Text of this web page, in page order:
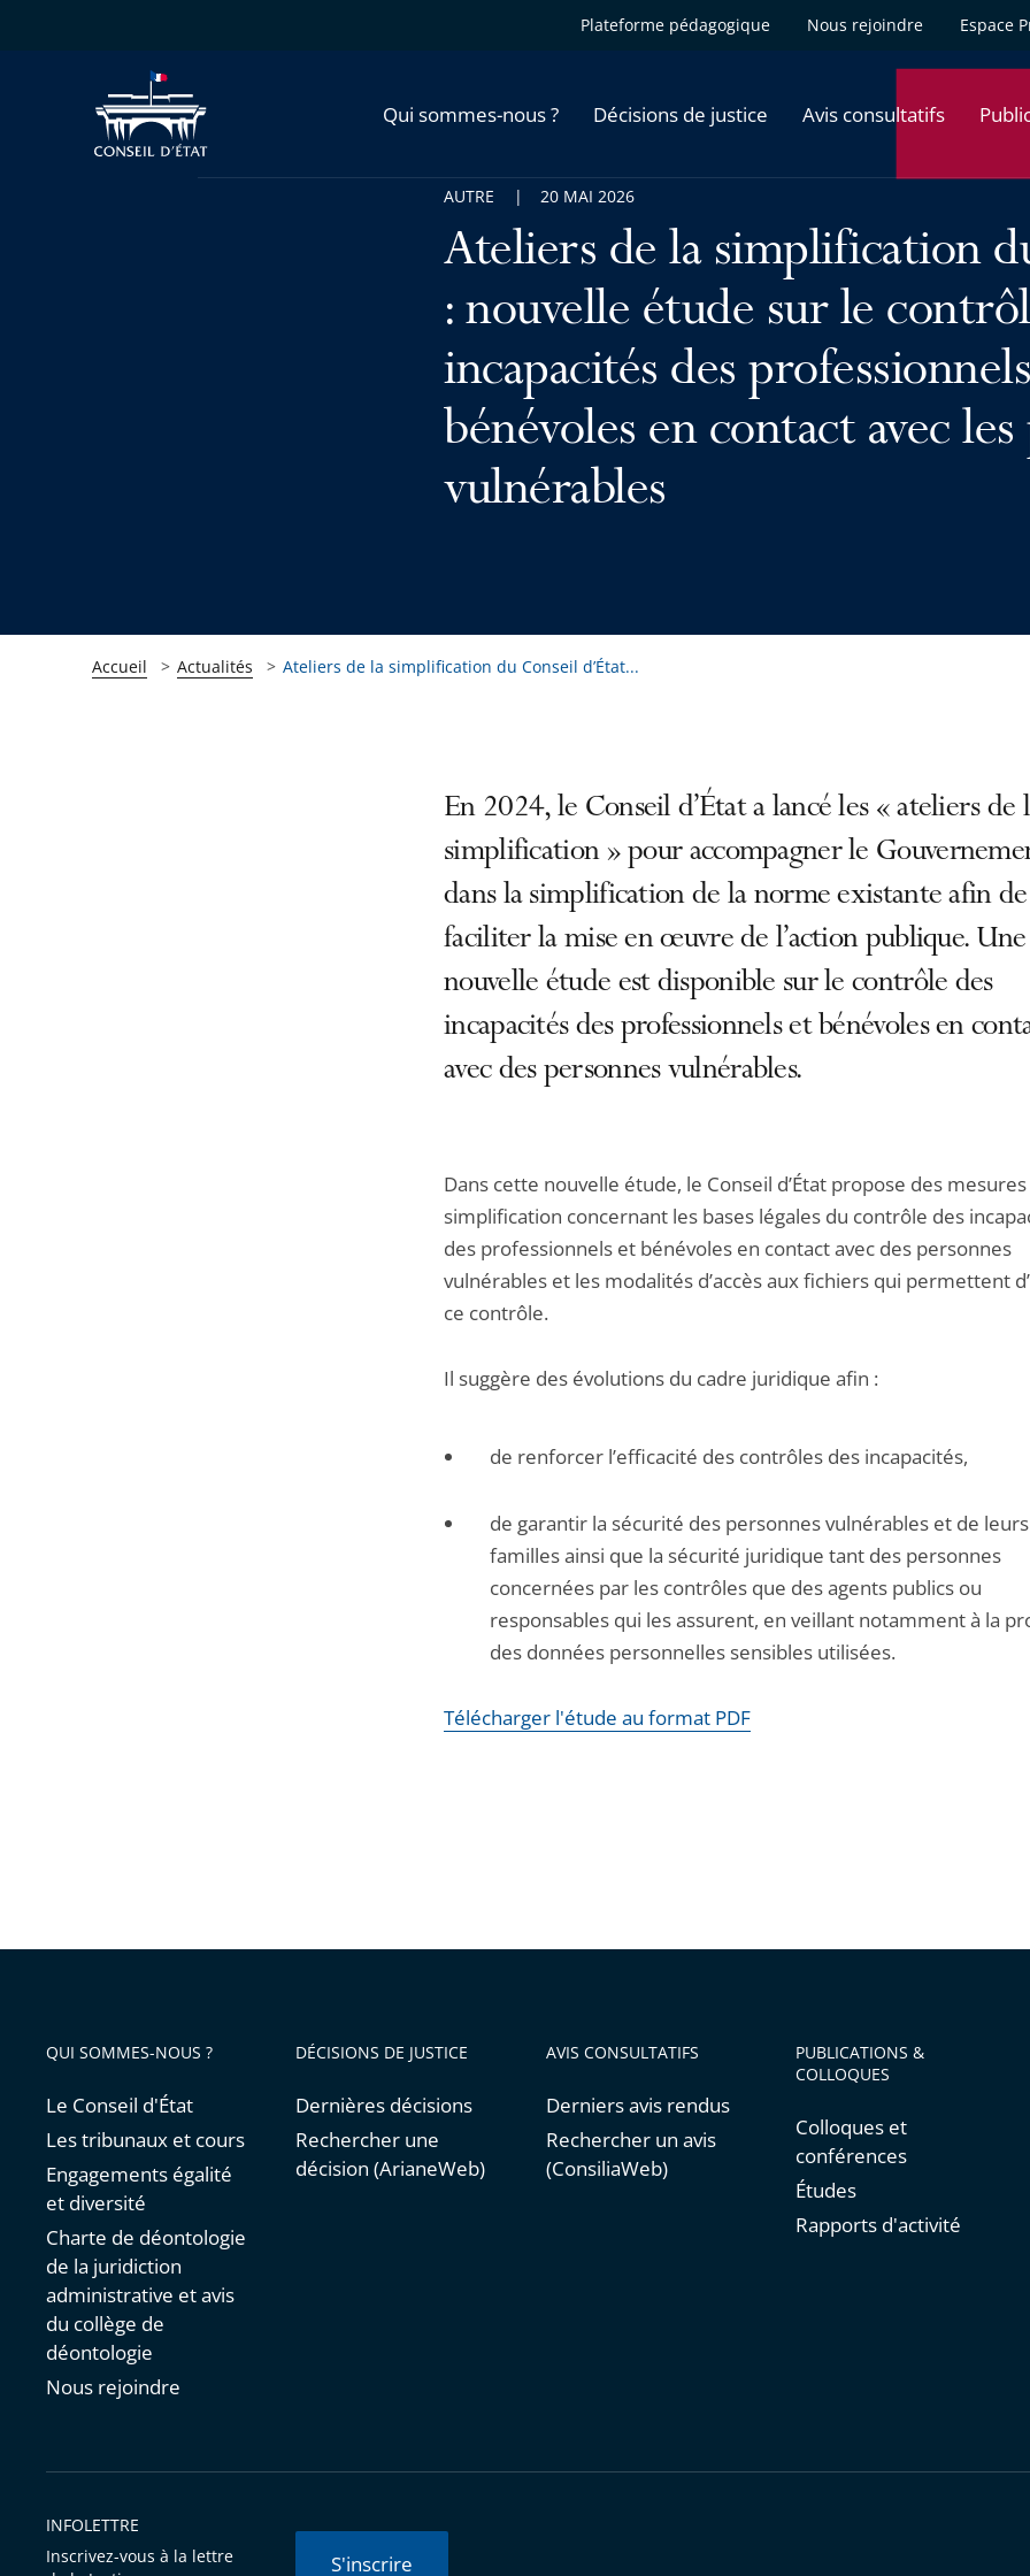
Plateforme pédagogique Nous rejoindre Espace
Qui sommes-nous ? Décisions de justice Avis consultatifs
Ateliers de la simplification
: nouvelle étude sur le
incapacités des
bénévoles en contact avec
vulnérables
AUTRE 20 MAI 2026
Accueil Actualités Ateliers de la simplification du Conseil d’État...
En 2024, le Conseil d’État a lancé les « ateliers de
simplification » pour accompagner le
dans la simplification de la norme existante afin de
faciliter la mise en œuvre de l’action publique. Une
nouvelle étude est disponible sur le contrôle des
incapacités des professionnels et bénévoles en
avec des personnes vulnérables.
Dans cette nouvelle étude, le Conseil d’État propose des
simplification concernant les bases légales du contrôle des
des professionnels et bénévoles en contact avec des personnes
vulnérables et les modalités d’accès aux fichiers qui permettent
ce contrôle.
Il suggère des évolutions du cadre juridique afin :
de renforcer l’efficacité des contrôles des incapacités,
de garantir la sécurité des personnes vulnérables et de leurs
familles ainsi que la sécurité juridique tant des personnes
concernées par les contrôles que des agents publics ou
responsables qui les assurent, en veillant notamment à la
des données personnelles sensibles utilisées.
Télécharger l'étude au format PDF
QUI SOMMES-NOUS ?
Le Conseil d'État
Les tribunaux et cours
Engagements égalité
et diversité
Charte de déontologie
de la juridiction
administrative et avis
du collège de
déontologie
Nous rejoindre
DÉCISIONS DE JUSTICE
Dernières décisions
Rechercher une
décision (ArianeWeb)
AVIS CONSULTATIFS
Derniers avis rendus
Rechercher un avis
(ConsiliaWeb)
PUBLICATIONS &
COLLOQUES
Colloques et
conférences
Études
Rapports d'activité
INFOLETTRE
Inscrivez-vous à la lettre
S'inscrire